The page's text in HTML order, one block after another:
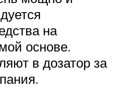
на
основе.
в дозатор за